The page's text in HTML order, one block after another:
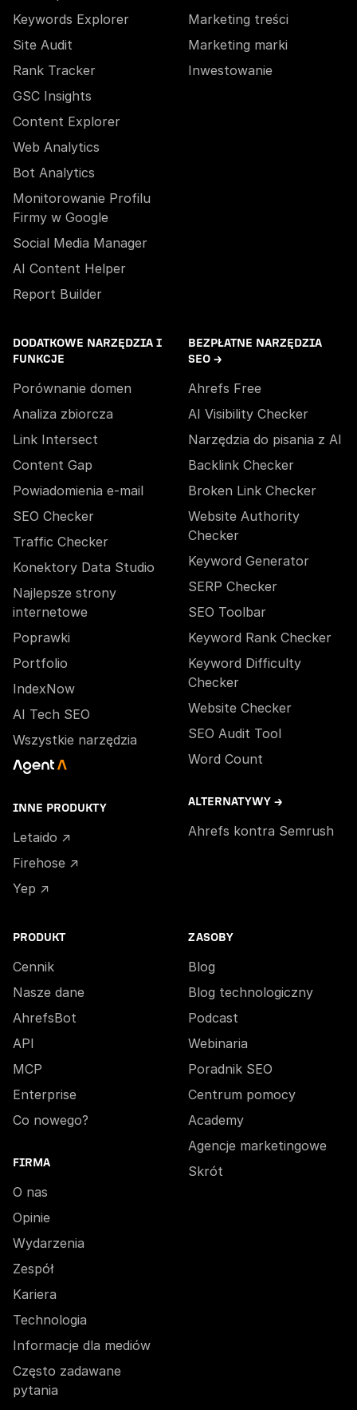
Keywords Explorer
Site Audit
Rank Tracker
GSC Insights
Content Explorer
Web Analytics
Bot Analytics
Monitorowanie Profilu
Firmy w Google
Social Media Manager
AI Content Helper
Report Builder
Marketing treści
Marketing marki
Inwestowanie
DODATKOWE NARZĘDZIA I
FUNKCJE
Porównanie domen
Analiza zbiorcza
Link Intersect
Content Gap
Powiadomienia e-mail
SEO Checker
Traffic Checker
Konektory Data Studio
Najlepsze strony
internetowe
Poprawki
Portfolio
IndexNow
AI Tech SEO
Wszystkie narzędzia
INNE PRODUKTY
Letaido ↗
Firehose ↗
Yep ↗
BEZPŁATNE NARZĘDZIA
SEO →
Ahrefs Free
AI Visibility Checker
Narzędzia do pisania z AI
Backlink Checker
Broken Link Checker
Website Authority
Checker
Keyword Generator
SERP Checker
SEO Toolbar
Keyword Rank Checker
Keyword Difficulty
Checker
Website Checker
SEO Audit Tool
Word Count
ALTERNATYWY →
Ahrefs kontra Semrush
PRODUKT
Cennik
Nasze dane
AhrefsBot
API
MCP
Enterprise
Co nowego?
FIRMA
O nas
Opinie
Wydarzenia
Zespół
Kariera
Technologia
Informacje dla mediów
Często zadawane
pytania
ZASOBY
Blog
Blog technologiczny
Podcast
Webinaria
Poradnik SEO
Centrum pomocy
Academy
Agencje marketingowe
Skrót